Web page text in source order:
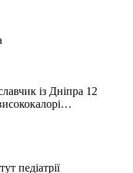
із Дніпра 12